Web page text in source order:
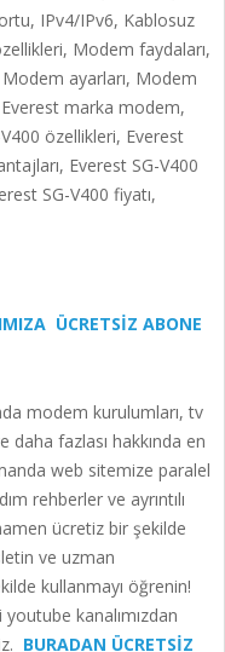
IPv4/IPv6, Kablosuz
Modem faydaları,
ayarları, Modem
marka modem,
özellikleri, Everest
Everest SG-V400
SG-V400 fiyatı,
ÜCRETSİZ ABONE
modem kurulumları, tv
fazlası hakkında en
web sitemize paralel
rehberler ve ayrıntılı
ücretiz bir şekilde
ve uzman
kullanmayı öğrenin!
youtube kanalımızdan
BURADAN ÜCRETSİZ